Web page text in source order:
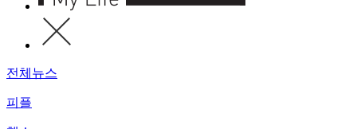
전체뉴스
피플